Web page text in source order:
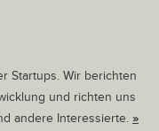
Startups. Wir berichten
und richten uns
andere Interessierte. »